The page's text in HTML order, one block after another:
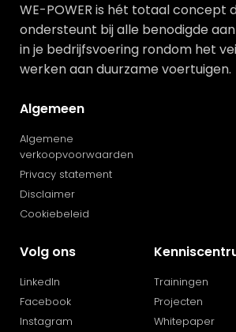
WE-POWER is hét totaal concept
ondersteunt bij alle benodigde
in je bedrijfsvoering rondom het
werken aan duurzame voertuigen.
Algemeen
Algemene
verkoopvoorwaarden
Privacy statement
Disclaimer
Cookiebeleid
Volg ons
LinkedIn
Facebook
Instagram
Trainingen
Projecten
Whitepaper